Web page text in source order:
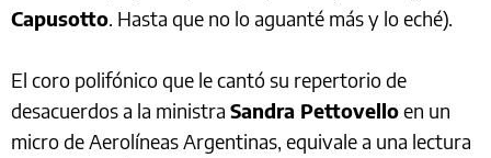
Capusotto. Hasta que no lo aguanté más y lo eché).
El coro polifónico que le cantó su repertorio de
desacuerdos a la ministra Sandra Pettovelloen un
micro de Aerolíneas Argentinas, equivale a una lectura